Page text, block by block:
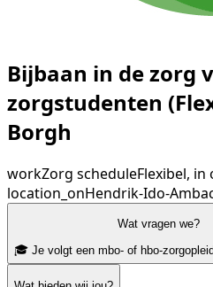
Bijbaan in de zorg
zorgstudenten
Borgh
workZorg scheduleFlexibel, in
location_onHendrik-Ido-
Wat vragen we?
🎓 Je volgt een mbo- of hbo-